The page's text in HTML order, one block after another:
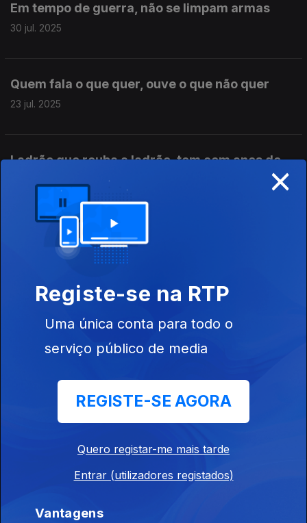
Em tempo de guerra, não se limpam armas
30 jul. 2025
Quem fala o que quer, ouve o que não quer
23 jul. 2025
Ladrão que rouba a ladrão, tem cem anos de
16 jul. 2025
Antes uma boa arribada que uma má viagem
A tartaruga puxa sempre para o mar
02 jul. 2025
Viúva rica, solteira não fica
25 jun. 2025
Poeta, pateta
×
Registe-se na RTP
Uma única conta para todo o
serviço público de media
REGISTE-SE AGORA
Quero registar-me mais tarde
Entrar (utilizadores registados)
Vantagens